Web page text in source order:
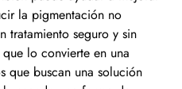
la pigmentación no
tratamiento seguro y sin
lo convierte en una
que buscan una solución